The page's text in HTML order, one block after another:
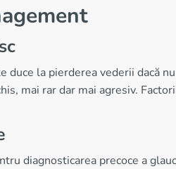
duce la pierderea vederii
mai rar dar mai agresiv.
diagnosticarea precoce a